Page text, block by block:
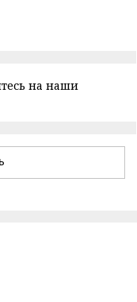
на наши